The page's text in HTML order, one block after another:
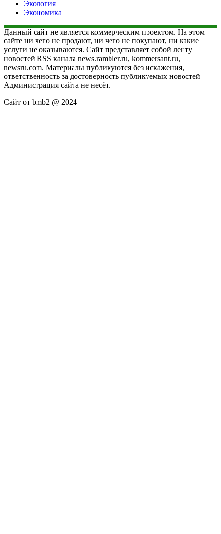
Экология
Экономика
Данный сайт не является коммерческим проектом. На этом
сайте ни чего не продают, ни чего не покупают, ни какие
услуги не оказываются. Сайт представляет собой ленту
новостей RSS канала news.rambler.ru, kommersant.ru,
newsru.com. Материалы публикуются без искажения,
ответственность за достоверность публикуемых новостей
Администрация сайта не несёт.
Сайт от bmb2 @ 2024